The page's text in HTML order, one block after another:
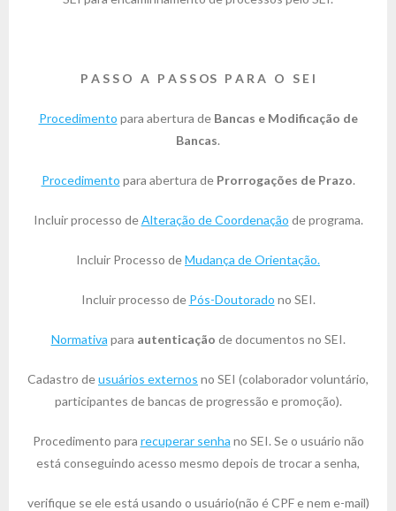
P A S S O A P A S S OS P A R A O S E I
Procedimento para abertura de Bancas e Modificação de
Bancas.
Procedimento para abertura de Prorrogações de Prazo.
Incluir processo deAlteração de Coordenação de programa.
Incluir Processo deMudança de Orientação.
Incluir processo de Pós-Doutorado no SEI.
Normativa para autenticação de documentos no SEI.
Cadastro deusuários externos no SEI (colaborador voluntário,
participantes de bancas de progressão e promoção).
Procedimento para recuperar senha no SEI. Se o usuário não
está conseguindo acesso mesmo depois de trocar a senha,
verifique se ele está usando o usuário(não é CPF e nem e-mail)